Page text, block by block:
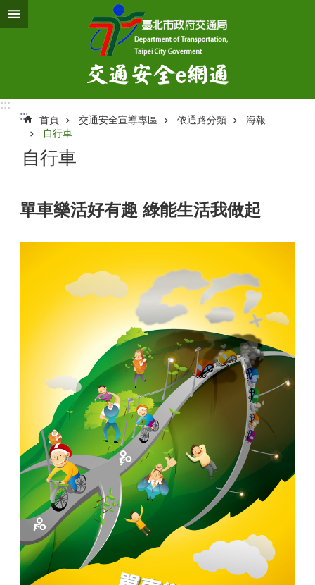
跳到主要內容區塊
:::
:::
首頁 交通安全宣導專區 依通路分類
海報
自行車
自行車
單車樂活好有趣 綠能生活我做起